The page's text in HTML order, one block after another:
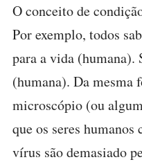
O conceito de
Por exemplo, todos
para a vida (humana).
(humana). Da mesma
microscópio (ou
que os seres
vírus são demasiado